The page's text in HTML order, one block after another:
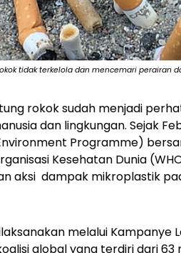
tidak terkelola dan mencemari perairan
rokok sudah menjadi
dan lingkungan. Sejak
Programme)
Kesehatan Dunia
aksi dampak mikroplastik
melalui Kampanye
global yang terdiri dari